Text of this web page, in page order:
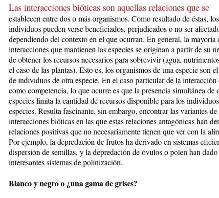
Las interacciones bióticas son aquellas relaciones que se
establecen entredos o másorganismos. Como resultado de éstas, los
individuos pueden verse beneficiados, perjudicados o no ser
dependiendo del contexto en el que ocurran. En general, la mayoría
interacciones que mantienen las especies se originan a partir de su
de obtener los recursos necesarios para sobrevivir (agua,
el caso de las plantas). Esto es, los organismos de una especie son
de individuos de otra especie. En el caso particular de la
como competencia, lo que ocurre es que la presencia simultánea de
especies limita la cantidad de recursos disponible para los
especies. Resulta fascinante, sin embargo, encontrar las variantes de
interacciones bióticas en las que estas relaciones antagónicas han
relaciones positivas que no necesariamente tienen que ver con la
Por ejemplo, la depredación de frutos ha derivado en sistemas
dispersión de semillas, y la depredación de óvulos o polen han
interesantes sistemas de polinización.
Blanco y negro o ¿una gama de grises?